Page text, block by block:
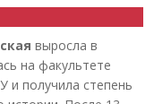
выросла в
на факультете
и получила степень